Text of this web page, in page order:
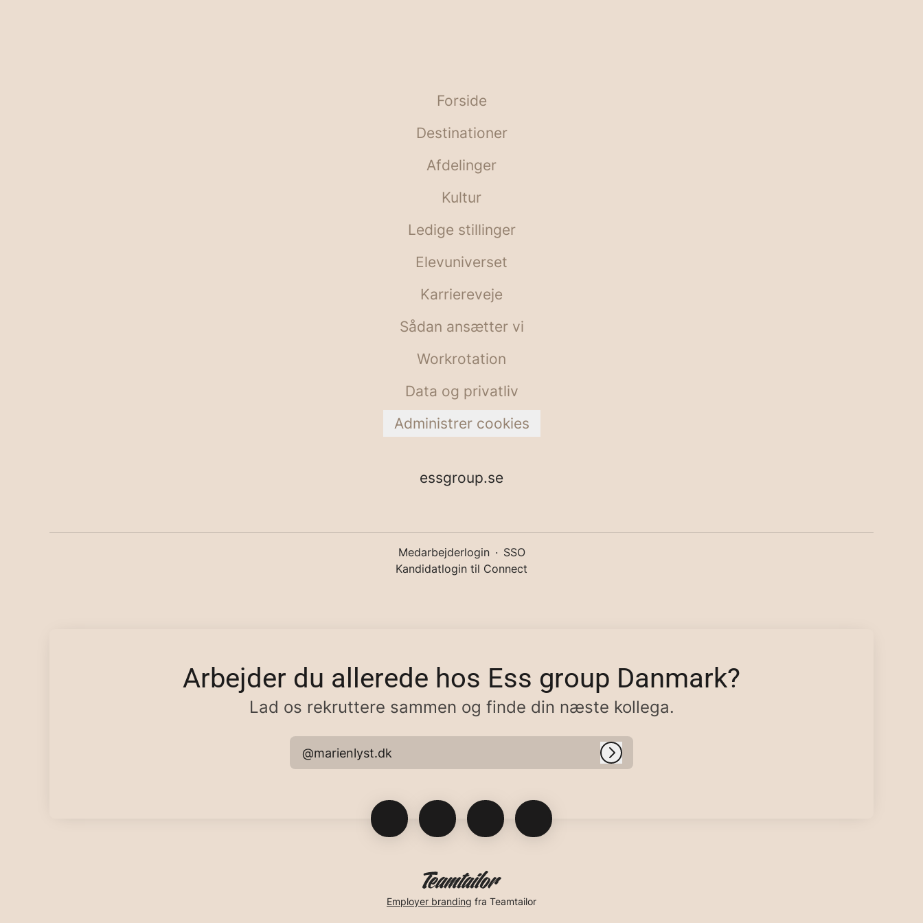
Forside
Destinationer
Afdelinger
Kultur
Ledige stillinger
Elevuniverset
Karriereveje
Sådan ansætter vi
Workrotation
Data og privatliv
Administrer cookies
essgroup.se
Medarbejderlogin · SSO
Kandidatlogin til Connect
Arbejder du allerede hos Ess group Danmark?
Lad os rekruttere sammen og finde din næste kollega.
@marienlyst.dk Log ind
Employer branding fra Teamtailor